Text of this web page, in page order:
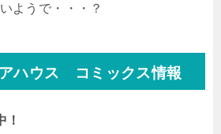
ようで・・・？
ハウス コミックス情報